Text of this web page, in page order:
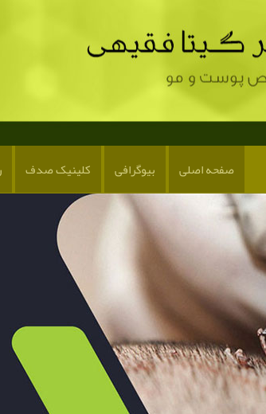
صفحه اصلی بیوگرافی کلینیک صدف